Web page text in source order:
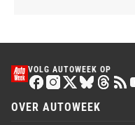
VOLG AUTOWEEK OP
OVER AUTOWEEK